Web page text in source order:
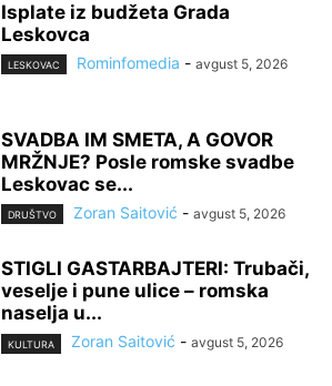
Isplate iz budžeta Grada
Leskovca
LESKOVAC Rominfomedia - avgust 5, 2026
SVADBA IM SMETA, A GOVOR
MRŽNJE? Posle romske svadbe
Leskovac se...
DRUŠTVO Zoran Saitović - avgust 5, 2026
STIGLI GASTARBAJTERI: Trubači,
veselje i pune ulice – romska
naselja u...
KULTURA Zoran Saitović - avgust 5, 2026